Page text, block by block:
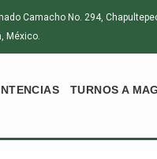
Camacho No. 294,
México.
TURNOS A